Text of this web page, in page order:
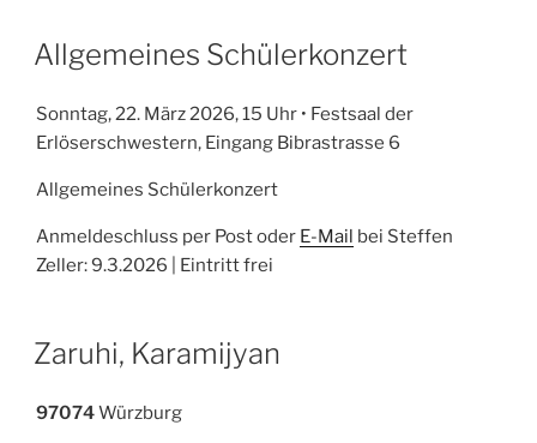
Allgemeines Schülerkonzert
Sonntag, 22. März 2026, 15 Uhr • Festsaal der
Erlöserschwestern, Eingang Bibrastrasse 6
Allgemeines Schülerkonzert
Anmeldeschluss per Post oder E-Mail bei Steffen
Zeller: 9.3.2026 | Eintritt frei
Zaruhi, Karamijyan
97074Würzburg